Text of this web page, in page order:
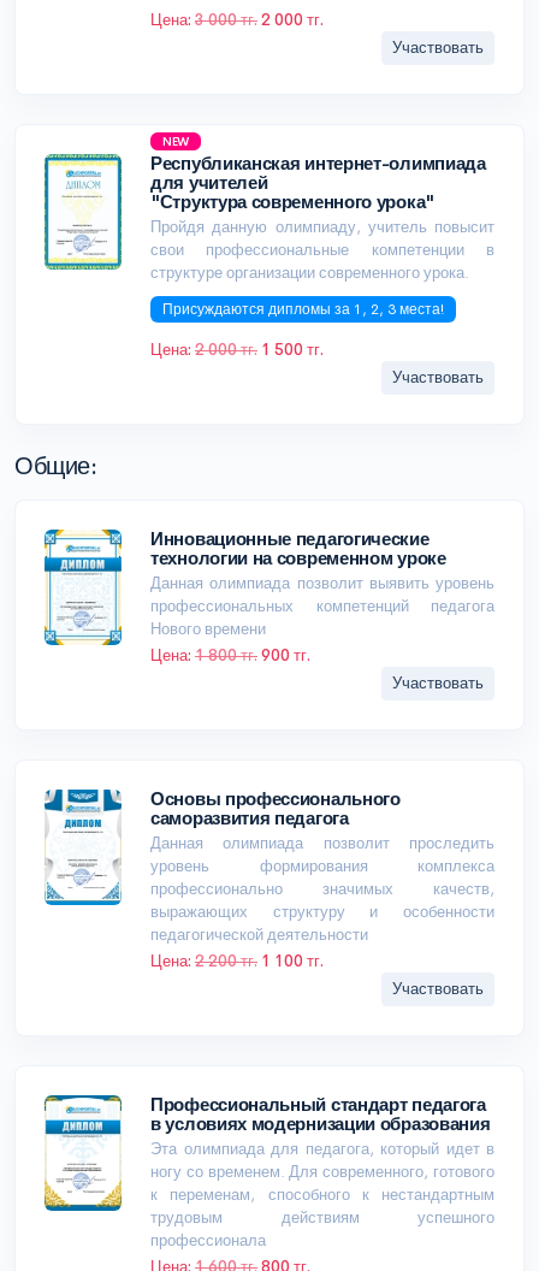
Цена: 3 000 тг.2 000 тг.
Участвовать
NEW
Республиканская интернет-олимпиада
для учителей
"Структура современного урока"
Пройдя данную олимпиаду, учитель повысит
свои профессиональные компетенции в
структуре организации современного урока.
Присуждаются дипломы за 1, 2, 3 места!
Цена: 2 000 тг. 1 500 тг.
Участвовать
Общие:
Инновационные педагогические
технологии на современном уроке
Данная олимпиада позволит выявить уровень
профессиональных компетенций педагога
Нового времени
Цена: 1 800 тг.900 тг.
Участвовать
Основы профессионального
саморазвития педагога
Данная олимпиада позволит проследить
уровень формирования комплекса
профессионально значимых качеств,
выражающих структуру и особенности
педагогической деятельности
Цена: 2 200 тг. 1 100 тг.
Участвовать
Профессиональный стандарт педагога
в условиях модернизации образования
Эта олимпиада для педагога, который идет в
ногу со временем. Для современного, готового
к переменам, способного к нестандартным
трудовым действиям успешного
профессионала
Цена: 1 600 тг.800 тг.